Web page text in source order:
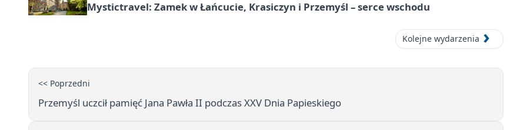
Mystictravel: Zamek w Łańcucie, Krasiczyn i Przemyśl – serce wschodu
Kolejne wydarzenia
<< Poprzedni
Przemyśl uczcił pamięć Jana Pawła II podczas XXV Dnia Papieskiego